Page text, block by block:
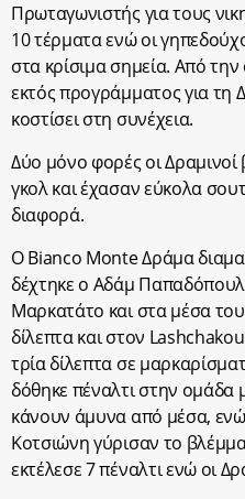
Πρωταγωνιστής για τους
10 τέρματα ενώ οι
στα κρίσιμα σημεία. Από
εκτός προγράμματος για τη
κοστίσει στη συνέχεια.
Δύο μόνο φορές οι
γκολ και έχασαν εύκολα
διαφορά.
Ο Bianco Monte Δράμα
δέχτηκε ο Αδάμ
Μαρκατάτο και στα μέσα
δίλεπτα και στον
τρία δίλεπτα σε
δόθηκε πέναλτι στην ομάδα
κάνουν άμυνα από μέσα,
Κοτσιώνη γύρισαν το
εκτέλεσε 7 πέναλτι ενώ οι